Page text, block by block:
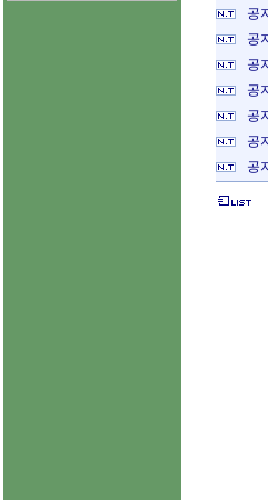
공지
공지
공지
공지
공지
공지
공지